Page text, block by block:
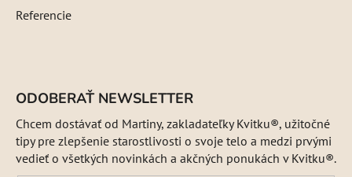
Referencie
ODOBERAŤ NEWSLETTER
Chcem dostávať od Martiny, zakladateľky Kvitku®, užitočné
tipy pre zlepšenie starostlivosti o svoje telo a medzi prvými
vedieť o všetkých novinkách a akčných ponukách v Kvitku®.